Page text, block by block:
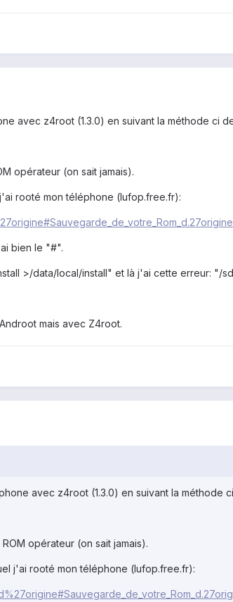
avec z4root (1.3.0) en suivant la méthode ci
opérateur (on sait jamais).
rooté mon téléphone (lufop.free.fr):
bien le "#".
>/data/local/install" et là j'ai cette erreur: "/
mais avec Z4root.
avec z4root (1.3.0) en suivant la méthode
opérateur (on sait jamais).
j'ai rooté mon téléphone (lufop.free.fr):